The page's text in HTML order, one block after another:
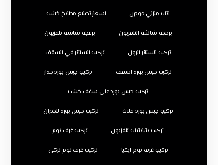
اثاث منزلي مودرن اسعار تصنيع مطابخ خشب
برمجة شاشة التلفزيون برمجة شاشة تلفزيون
تركيب الستائر الرول تركيب الستائر في السقف
تركيب جبس بورد اسقف تركيب جبس بورد جدار
تركيب جبس بورد على سقف خشب
تركيب جبس بورد فلات تركيب جبس بورد للجدران
تركيب شاشات تلفزيون تركيب غرف نوم
تركيب غرف نوم ايكيا تركيب غرف نوم تركي